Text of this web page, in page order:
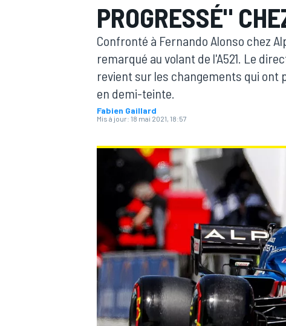
MOTOGP
WRC
PROGRESSÉ"
Confronté à Fernando Alonso chez
remarqué au volant de l'A521. Le
revient sur les changements qui ont
en demi-teinte.
Fabien Gaillard
Mis à jour: 18 mai 2021, 18:57